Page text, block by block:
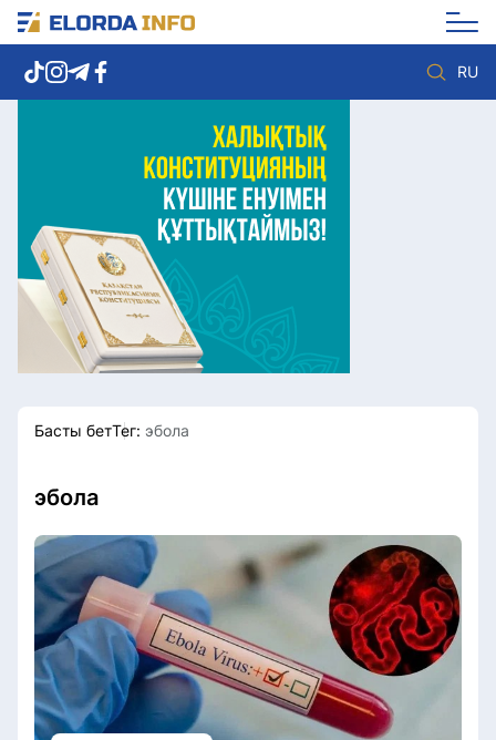
RU
Елорда жаңалықтары
Көзқарас
Саясат
Видео
Әлеумет
Экономика
Спорт
Мәдениет
Басты бетТег: эбола
эбола